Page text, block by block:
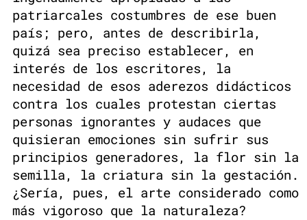
patriarcales costumbres de ese buen
país; pero, antes de describirla,
quizá sea preciso establecer, en
interés de los escritores, la
necesidad de esos aderezos didácticos
contra los cuales protestan ciertas
personas ignorantes y audaces que
quisieran emociones sin sufrir sus
principios generadores, la flor sin la
semilla, la criatura sin la gestación.
¿Sería, pues, el arte considerado como
más vigoroso que la naturaleza?